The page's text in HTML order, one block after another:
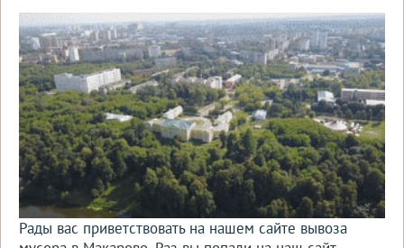
Рады вас приветствовать на нашем сайте вывоза